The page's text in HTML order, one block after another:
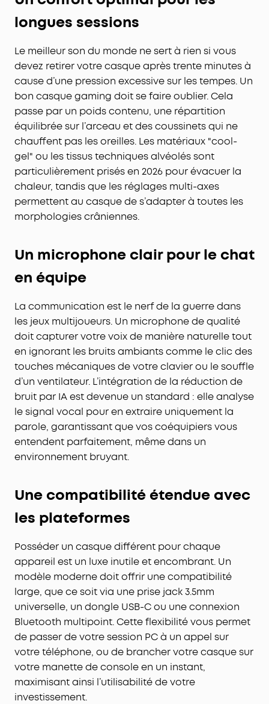
longues sessions
Le meilleur son du monde ne sert à rien si vous
devez retirer votre casque après trente minutes à
cause d’une pression excessive sur les tempes. Un
bon casque gaming doit se faire oublier. Cela
passe par un poids contenu, une répartition
équilibrée sur l’arceau et des coussinets qui ne
chauffent pas les oreilles. Les matériaux "cool-
gel" ou les tissus techniques alvéolés sont
particulièrement prisés en 2026 pour évacuer la
chaleur, tandis que les réglages multi-axes
permettent au casque de s’adapter à toutes les
morphologies crâniennes.
Un microphone clair pour le chat
en équipe
La communication est le nerf de la guerre dans
les jeux multijoueurs. Un microphone de qualité
doit capturer votre voix de manière naturelle tout
en ignorant les bruits ambiants comme le clic des
touches mécaniques de votre clavier ou le souffle
d’un ventilateur. L’intégration de la réduction de
bruit par IA est devenue un standard : elle analyse
le signal vocal pour en extraire uniquement la
parole, garantissant que vos coéquipiers vous
entendent parfaitement, même dans un
environnement bruyant.
Une compatibilité étendue avec
les plateformes
Posséder un casque différent pour chaque
appareil est un luxe inutile et encombrant. Un
modèle moderne doit offrir une compatibilité
large, que ce soit via une prise jack 3.5mm
universelle, un dongle USB-C ou une connexion
Bluetooth multipoint. Cette flexibilité vous permet
de passer de votre session PC à un appel sur
votre téléphone, ou de brancher votre casque sur
votre manette de console en un instant,
maximisant ainsi l’utilisabilité de votre
investissement.